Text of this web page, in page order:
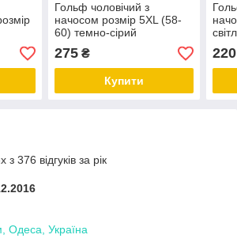
Гольф чоловічий з
начосом розмір 5XL (58-
60) темно-сірий
275₴
Купити
220
376 відгуків за рік
Одеса, Україна